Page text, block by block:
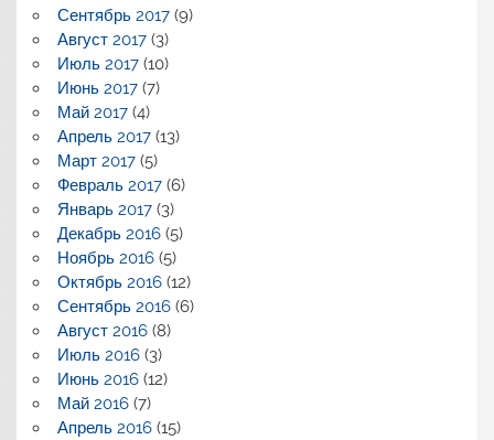
Сентябрь 2017(9)
Август 2017(3)
Июль 2017(10)
Июнь 2017(7)
Май 2017(4)
Апрель 2017(13)
Март 2017(5)
Февраль 2017(6)
Январь 2017(3)
Декабрь 2016(5)
Ноябрь 2016(5)
Октябрь 2016(12)
Сентябрь 2016(6)
Август 2016(8)
Июль 2016(3)
Июнь 2016(12)
Май 2016(7)
Апрель 2016(15)